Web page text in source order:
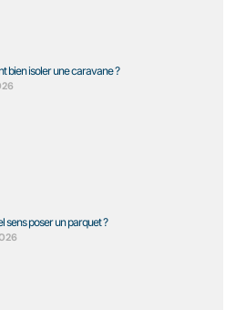
bien isoler une caravane ?
sens poser un parquet ?